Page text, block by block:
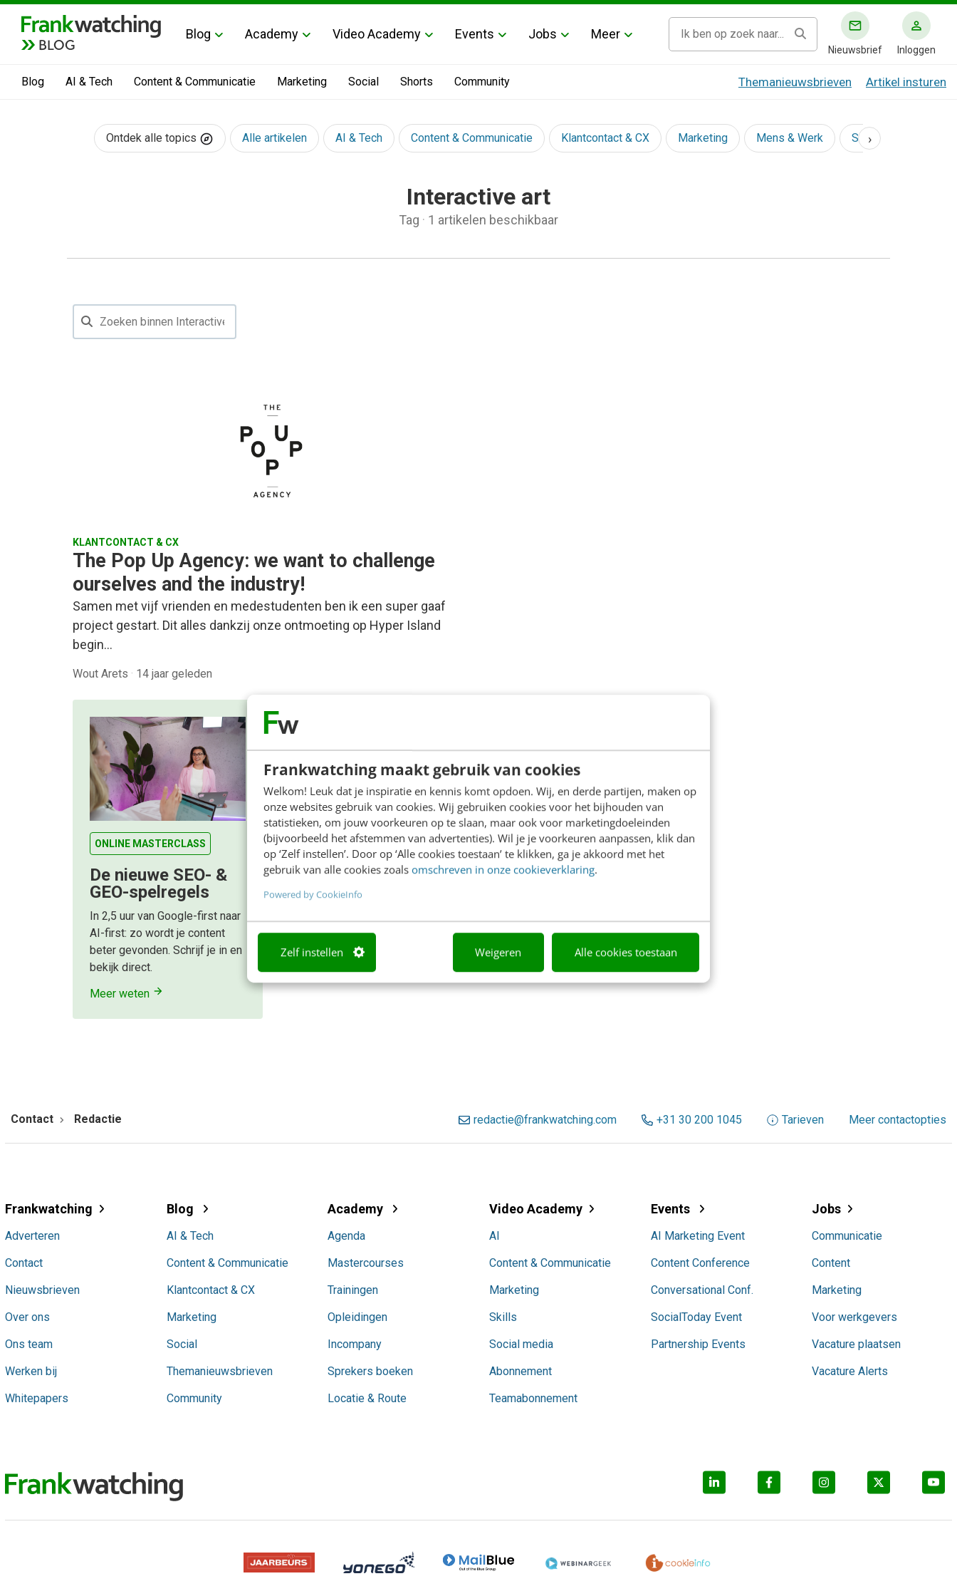
Frankwatching maakt gebruik van cookies
Welkom! Leuk dat je inspiratie en kennis komt opdoen. Wij, en derde partijen, maken op
onze websites gebruik van cookies. Wij gebruiken cookies voor het bijhouden van
statistieken, om jouw voorkeuren op te slaan, maar ook voor marketingdoeleinden
(bijvoorbeeld het afstemmen van advertenties). Wil je je voorkeuren aanpassen, klik dan
op ‘Zelf instellen’. Door op ‘Alle cookies toestaan’ te klikken, ga je akkoord met het
gebruik van alle cookies zoals omschreven in onze cookieverklaring.
Powered by CookieInfo
Zelf instellen Weigeren Alle cookies toestaan
BLOG
Blog Academy Video Academy Events Jobs Meer
Nieuwsbrief Inloggen
Blog AI & Tech Content & Communicatie Marketing Social Shorts Community Themanieuwsbrieven Artikel insturen
Ontdek alle topics Alle artikelen AI & Tech Content & Communicatie Klantcontact & CX Marketing Mens & Werk Social
›
Interactive art
Tag · 1 artikelen beschikbaar
KLANTCONTACT & CX
The Pop Up Agency: we want to challenge
ourselves and the industry!
Samen met vijf vrienden en medestudenten ben ik een super gaaf
project gestart. Dit alles dankzij onze ontmoeting op Hyper Island
begin…
Wout Arets · 14 jaar geleden
ONLINE MASTERCLASS
De nieuwe SEO- &
GEO-spelregels
In 2,5 uur van Google-first naar
AI-first: zo wordt je content
beter gevonden. Schrijf je in en
bekijk direct.
Meer weten
Contact Redactie redactie@frankwatching.com +31 30 200 1045 Tarieven Meer contactopties
Frankwatching
Adverteren
Contact
Nieuwsbrieven
Over ons
Ons team
Werken bij
Whitepapers
Blog
AI & Tech
Content & Communicatie
Klantcontact & CX
Marketing
Social
Themanieuwsbrieven
Community
Academy
Agenda
Mastercourses
Trainingen
Opleidingen
Incompany
Sprekers boeken
Locatie & Route
Video Academy
AI
Content & Communicatie
Marketing
Skills
Social media
Abonnement
Teamabonnement
Events
AI Marketing Event
Content Conference
Conversational Conf.
SocialToday Event
Partnership Events
Jobs
Communicatie
Content
Marketing
Voor werkgevers
Vacature plaatsen
Vacature Alerts